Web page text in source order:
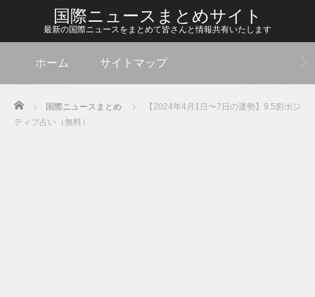
国際ニュースまとめサイト
最新の国際ニュースをまとめて皆さんと情報共有いたします
ホーム サイトマップ
Home 国際ニュースまとめ
【2024年4月1日〜7日の運勢】9.5割ポジ
ティブ占い（無料）